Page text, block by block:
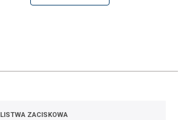
LISTWA ZACISKOWA